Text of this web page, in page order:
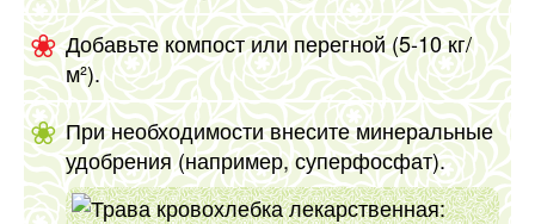
Добавьте компост или перегной (5-10 кг/
м²).
При необходимости внесите минеральные
удобрения (например, суперфосфат).